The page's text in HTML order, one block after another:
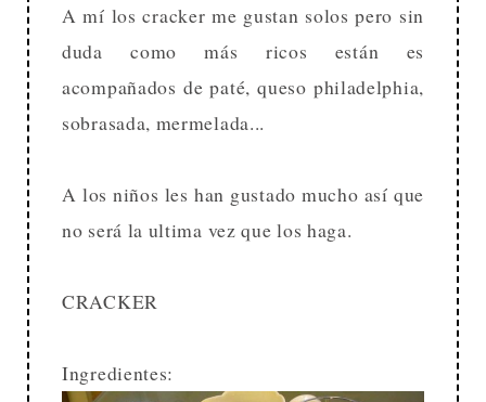
A mí los cracker me gustan solos pero sin
duda como más ricos están es
acompañados de paté, queso philadelphia,
sobrasada, mermelada...
A los niños les han gustado mucho así que
no será la ultima vez que los haga.
CRACKER
Ingredientes: